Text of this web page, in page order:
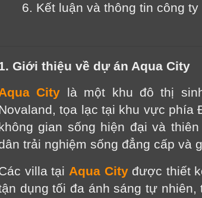
6. Kết luận và thông tin công ty
Giới thiệu về dự án Aqua City
City là một khu đô thị
tọa lạc tại khu vực phía
gian sống hiện đại và
trải nghiệm sống đẳng cấp và
villa tại Aqua Cityđược thiết
dụng tối đa ánh sáng tự